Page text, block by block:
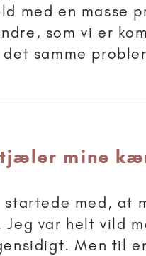
med en masse
som vi er
samme
mine
startede med, at
Jeg var helt vild
Men til